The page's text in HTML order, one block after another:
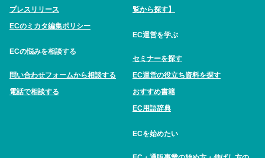
プレスリリース
ECのミカタ編集ポリシー
ECの悩みを相談する
問い合わせフォームから相談する
電話で相談する
覧から探す】
EC運営を学ぶ
セミナーを探す
EC運営の役立ち資料を探す
おすすめ書籍
EC用語辞典
ECを始めたい